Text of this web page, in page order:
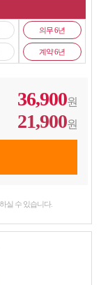
의무 6년
계약 6년
36,900원
21,900원
실 수 있습니다.